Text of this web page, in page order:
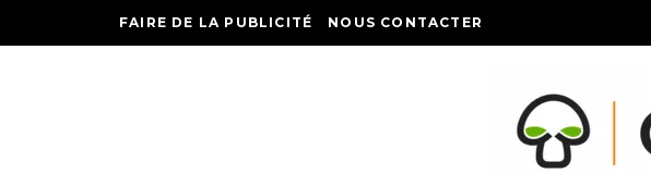
FAIRE DE LA PUBLICITÉ NOUS CONTACTER